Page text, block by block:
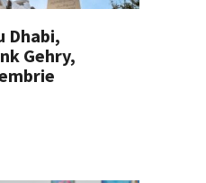
Dhabi,
Gehry,